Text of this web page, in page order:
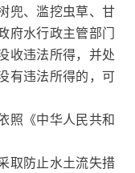
兜、滥挖虫草、甘
府水行政主管部门
收违法所得，并处
有违法所得的，可
照《中华人民共和
取防止水土流失措